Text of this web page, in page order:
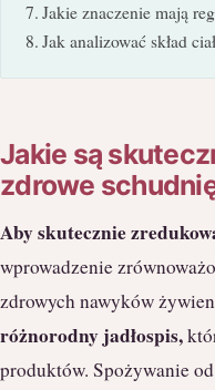
Jakie znaczenie mają
Jak analizować skład
Jakie są
zdrowe
Aby skutecznie
wprowadzenie
zdrowych nawyków
różnorodny jadłospis,
produktów. Spożywanie od